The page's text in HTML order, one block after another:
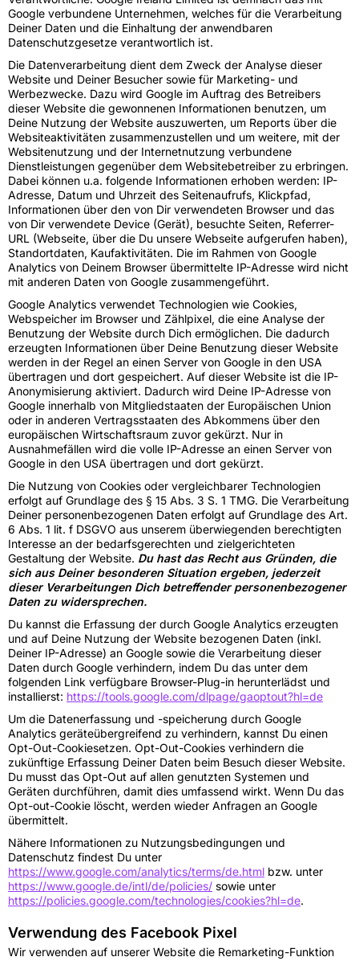
Google verbundene Unternehmen, welches für die Verarbeitung
Deiner Daten und die Einhaltung der anwendbaren
Datenschutzgesetze verantwortlich ist.
Die Datenverarbeitung dient dem Zweck der Analyse dieser
Website und Deiner Besucher sowie für Marketing- und
Werbezwecke. Dazu wird Google im Auftrag des Betreibers
dieser Website die gewonnenen Informationen benutzen, um
Deine Nutzung der Website auszuwerten, um Reports über die
Websiteaktivitäten zusammenzustellen und um weitere, mit der
Websitenutzung und der Internetnutzung verbundene
Dienstleistungen gegenüber dem Websitebetreiber zu erbringen.
Dabei können u.a. folgende Informationen erhoben werden: IP-
Adresse, Datum und Uhrzeit des Seitenaufrufs, Klickpfad,
Informationen über den von Dir verwendeten Browser und das
von Dir verwendete Device (Gerät), besuchte Seiten, Referrer-
URL (Webseite, über die Du unsere Webseite aufgerufen haben),
Standortdaten, Kaufaktivitäten. Die im Rahmen von Google
Analytics von Deinem Browser übermittelte IP-Adresse wird nicht
mit anderen Daten von Google zusammengeführt.
Google Analytics verwendet Technologien wie Cookies,
Webspeicher im Browser und Zählpixel, die eine Analyse der
Benutzung der Website durch Dich ermöglichen. Die dadurch
erzeugten Informationen über Deine Benutzung dieser Website
werden in der Regel an einen Server von Google in den USA
übertragen und dort gespeichert. Auf dieser Website ist die IP-
Anonymisierung aktiviert. Dadurch wird Deine IP-Adresse von
Google innerhalb von Mitgliedstaaten der Europäischen Union
oder in anderen Vertragsstaaten des Abkommens über den
europäischen Wirtschaftsraum zuvor gekürzt. Nur in
Ausnahmefällen wird die volle IP-Adresse an einen Server von
Google in den USA übertragen und dort gekürzt.
Die Nutzung von Cookies oder vergleichbarer Technologien
erfolgt auf Grundlage des § 15 Abs. 3 S. 1 TMG. Die Verarbeitung
Deiner personenbezogenen Daten erfolgt auf Grundlage des Art.
6 Abs. 1 lit. f DSGVO aus unserem überwiegenden berechtigten
Interesse an der bedarfsgerechten und zielgerichteten
Gestaltung der Website. Du hast das Recht aus Gründen, die
sich aus Deiner besonderen Situation ergeben, jederzeit
dieser Verarbeitungen Dich betreffender personenbezogener
Daten zu widersprechen.
Du kannst die Erfassung der durch Google Analytics erzeugten
und auf Deine Nutzung der Website bezogenen Daten (inkl.
Deiner IP-Adresse) an Google sowie die Verarbeitung dieser
Daten durch Google verhindern, indem Du das unter dem
folgenden Link verfügbare Browser-Plug-in herunterlädst und
installierst: https://tools.google.com/dlpage/gaoptout?hl=de
Um die Datenerfassung und -speicherung durch Google
Analytics geräteübergreifend zu verhindern, kannst Du einen
Opt-Out-Cookiesetzen. Opt-Out-Cookies verhindern die
zukünftige Erfassung Deiner Daten beim Besuch dieser Website.
Du musst das Opt-Out auf allen genutzten Systemen und
Geräten durchführen, damit dies umfassend wirkt. Wenn Du das
Opt-out-Cookie löscht, werden wieder Anfragen an Google
übermittelt.
Nähere Informationen zu Nutzungsbedingungen und
Datenschutz findest Du unter
https://www.google.com/analytics/terms/de.html bzw. unter
https://www.google.de/intl/de/policies/ sowie unter
https://policies.google.com/technologies/cookies?hl=de.
Verwendung des Facebook Pixel
Wir verwenden auf unserer Website die Remarketing-Funktion